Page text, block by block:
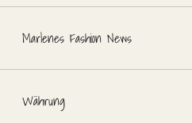
Marlenes Fashion News
Währung